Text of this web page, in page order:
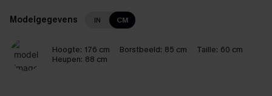
Modelgegevens IN CM
Hoogte: 176 cm Borstbeeld: 85 cm Taille: 60 cm
Heupen: 88 cm